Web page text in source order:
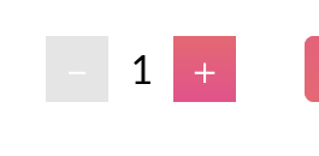
＋
－